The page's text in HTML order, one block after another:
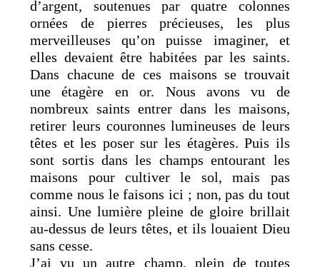
d’argent, soutenues par quatre colonnes
ornées de pierres précieuses, les plus
merveilleuses qu’on puisse imaginer, et
elles devaient être habitées par les saints.
Dans chacune de ces maisons se trouvait
une étagère en or. Nous avons vu de
nombreux saints entrer dans les maisons,
retirer leurs couronnes lumineuses de leurs
têtes et les poser sur les étagères. Puis ils
sont sortis dans les champs entourant les
maisons pour cultiver le sol, mais pas
comme nous le faisons ici ; non, pas du tout
ainsi. Une lumière pleine de gloire brillait
au-dessus de leurs têtes, et ils louaient Dieu
sans cesse.
J’ai vu un autre champ, plein de toutes